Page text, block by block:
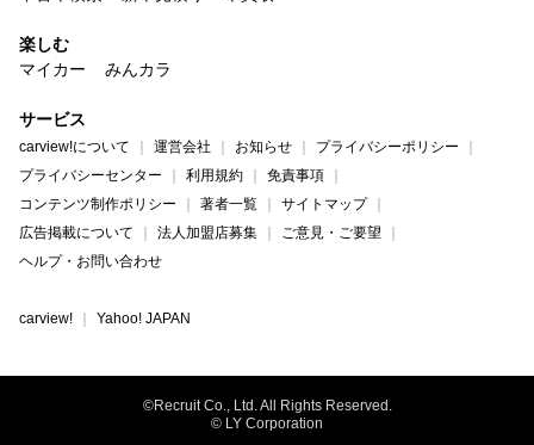
楽しむ
マイカー
みんカラ
サービス
carview!について 運営会社 お知らせ
プライバシーポリシー
プライバシーセンター
利用規約
免責事項
コンテンツ制作ポリシー
著者一覧
サイトマップ
広告掲載について
法人加盟店募集
ご意見・ご要望
ヘルプ・お問い合わせ
carview! Yahoo! JAPAN
©Recruit Co., Ltd. All Rights Reserved.
© LY Corporation